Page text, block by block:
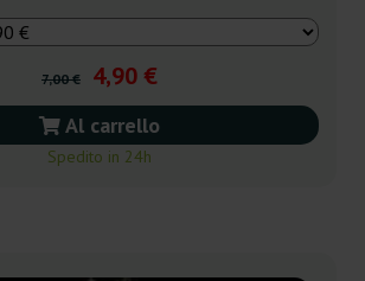
7,00 € 4,90 €
Al carrello
Spedito in 24h